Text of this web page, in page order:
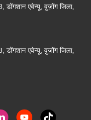
डोंगशान एवेन्यू, वुज़ोंग जिला,
डोंगशान एवेन्यू, वुज़ोंग जिला,